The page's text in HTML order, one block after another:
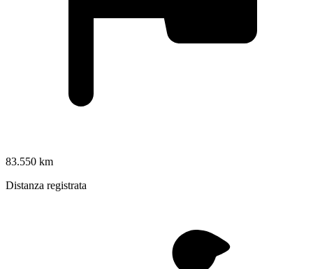
83.550 km
Distanza registrata